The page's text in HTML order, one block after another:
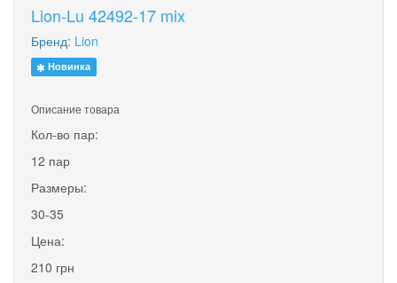
Lion-Lu 42492-17 mix
Бренд: Lion
Новинка
Описание товара
Кол-во пар:
12 пар
Размеры:
30-35
Цена:
210 грн